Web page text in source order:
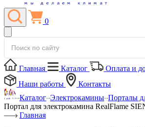
0
Главная Каталог Оплата и
Наши работы
Контакты
Каталог Электрокамины Порталы
Портал для электрокамина RealFlame
Главная